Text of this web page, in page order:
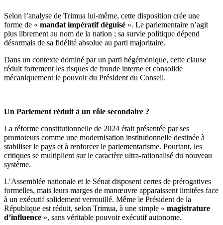
Selon l’analyse de Trimua lui-même, cette disposition crée une
forme de « mandat impératif déguisé ». Le parlementaire n’agit
plus librement au nom de la nation ; sa survie politique dépend
désormais de sa fidélité absolue au parti majoritaire.
Dans un contexte dominé par un parti hégémonique, cette clause
réduit fortement les risques de fronde interne et consolide
mécaniquement le pouvoir du Président du Conseil.
Un Parlement réduit à un rôle secondaire ?
La réforme constitutionnelle de 2024 était présentée par ses
promoteurs comme une modernisation institutionnelle destinée à
stabiliser le pays et à renforcer le parlementarisme. Pourtant, les
critiques se multiplient sur le caractère ultra-rationalisé du nouveau
système.
L’Assemblée nationale et le Sénat disposent certes de prérogatives
formelles, mais leurs marges de manœuvre apparaissent limitées face
à un exécutif solidement verrouillé. Même le Président de la
République est réduit, selon Trimua, à une simple « magistrature
d’influence », sans véritable pouvoir exécutif autonome.